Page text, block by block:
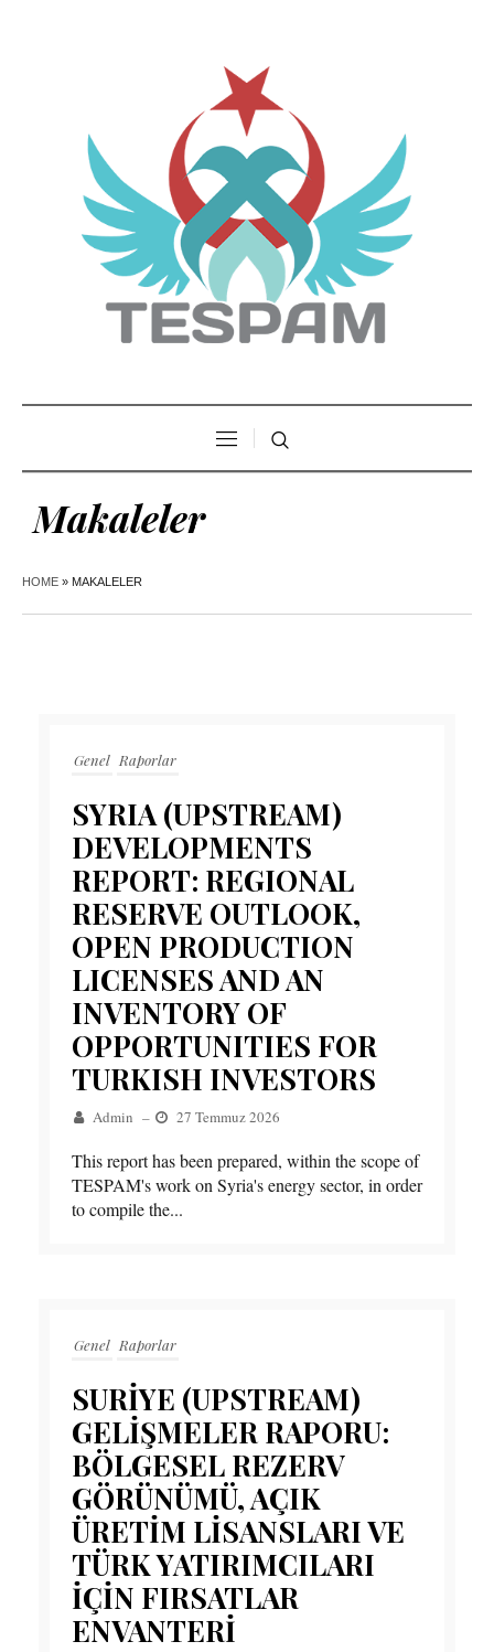
Makaleler
HOME » MAKALELER
Genel Raporlar
SYRIA (UPSTREAM)
DEVELOPMENTS
REPORT: REGIONAL
RESERVE OUTLOOK,
OPEN PRODUCTION
LICENSES AND AN
INVENTORY OF
OPPORTUNITIES FOR
TURKISH INVESTORS
Admin – 27 Temmuz 2026
This report has been prepared, within the scope of
TESPAM's work on Syria's energy sector, in order
to compile the...
Genel Raporlar
SURİYE (UPSTREAM)
GELİŞMELER RAPORU:
BÖLGESEL REZERV
GÖRÜNÜMÜ, AÇIK
ÜRETİM LİSANSLARI VE
TÜRK YATIRIMCILARI
İÇİN FIRSATLAR
ENVANTERİ